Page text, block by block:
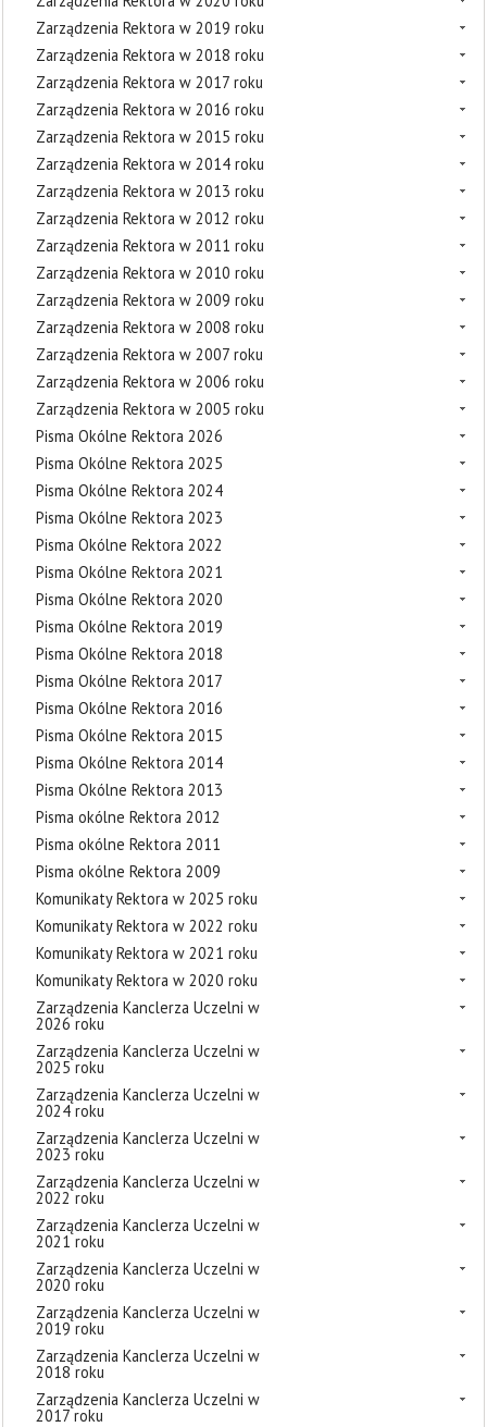
Zarządzenia Rektora w 2019 roku
Zarządzenia Rektora w 2018 roku
Zarządzenia Rektora w 2017 roku
Zarządzenia Rektora w 2016 roku
Zarządzenia Rektora w 2015 roku
Zarządzenia Rektora w 2014 roku
Zarządzenia Rektora w 2013 roku
Zarządzenia Rektora w 2012 roku
Zarządzenia Rektora w 2011 roku
Zarządzenia Rektora w 2010 roku
Zarządzenia Rektora w 2009 roku
Zarządzenia Rektora w 2008 roku
Zarządzenia Rektora w 2007 roku
Zarządzenia Rektora w 2006 roku
Zarządzenia Rektora w 2005 roku
Pisma Okólne Rektora 2026
Pisma Okólne Rektora 2025
Pisma Okólne Rektora 2024
Pisma Okólne Rektora 2023
Pisma Okólne Rektora 2022
Pisma Okólne Rektora 2021
Pisma Okólne Rektora 2020
Pisma Okólne Rektora 2019
Pisma Okólne Rektora 2018
Pisma Okólne Rektora 2017
Pisma Okólne Rektora 2016
Pisma Okólne Rektora 2015
Pisma Okólne Rektora 2014
Pisma Okólne Rektora 2013
Pisma okólne Rektora 2012
Pisma okólne Rektora 2011
Pisma okólne Rektora 2009
Komunikaty Rektora w 2025 roku
Komunikaty Rektora w 2022 roku
Komunikaty Rektora w 2021 roku
Komunikaty Rektora w 2020 roku
Zarządzenia Kanclerza Uczelni w
2026 roku
Zarządzenia Kanclerza Uczelni w
2025 roku
Zarządzenia Kanclerza Uczelni w
2024 roku
Zarządzenia Kanclerza Uczelni w
2023 roku
Zarządzenia Kanclerza Uczelni w
2022 roku
Zarządzenia Kanclerza Uczelni w
2021 roku
Zarządzenia Kanclerza Uczelni w
2020 roku
Zarządzenia Kanclerza Uczelni w
2019 roku
Zarządzenia Kanclerza Uczelni w
2018 roku
Zarządzenia Kanclerza Uczelni w
2017 roku